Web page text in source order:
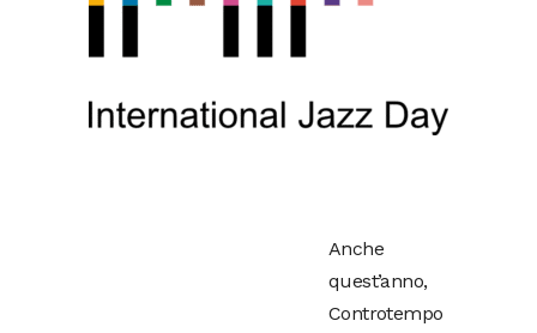
Anche
quest’anno,
Controtempo